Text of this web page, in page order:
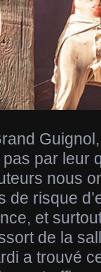
par leur
nous
de risque
et
de la
a trouvé